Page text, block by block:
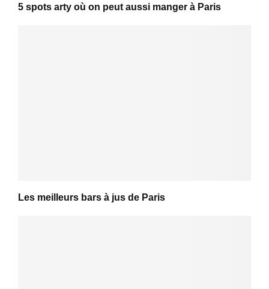
5 spots arty où on peut aussi manger à Paris
Les meilleurs bars à jus de Paris